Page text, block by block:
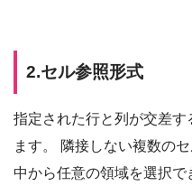
2.セル参照形式
指定された行と列が交差
ます。 隣接しない複数の
中から任意の領域を選択で